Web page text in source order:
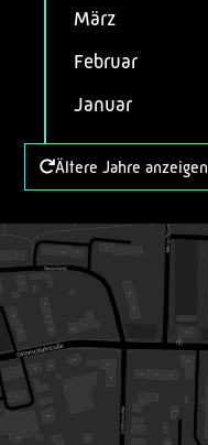
März
Februar
Januar
Ältere Jahre anzeigen